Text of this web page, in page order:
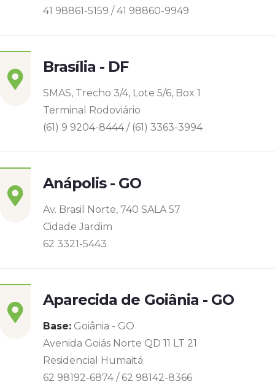
41 98861-5159 / 41 98860-9949
Brasília - DF
SMAS, Trecho 3/4, Lote 5/6, Box 1
Terminal Rodoviário
(61) 9 9204-8444 / (61) 3363-3994
Anápolis - GO
Av. Brasil Norte, 740 SALA 57
Cidade Jardim
62 3321-5443
Aparecida de Goiânia - GO
Base: Goiânia - GO
Avenida Goiás Norte QD 11 LT 21
Residencial Humaitá
62 98192-6874 / 62 98142-8366